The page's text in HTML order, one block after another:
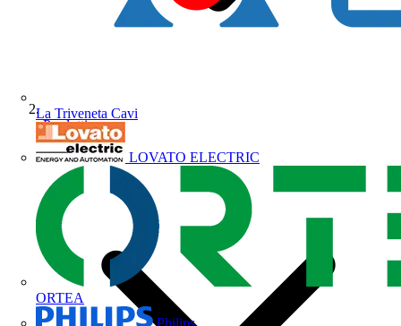
La Triveneta Cavi
LOVATO ELECTRIC
ORTEA
Prodotti